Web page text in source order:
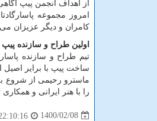
از اهداف انجمن پيپ
امروز مجموعه
كامران و ديگر عزيزان
اولین طراح و سازنده پیپ
ساخت پیپ با برایر اصیل
را با هنر ایرانی و
1400/02/08